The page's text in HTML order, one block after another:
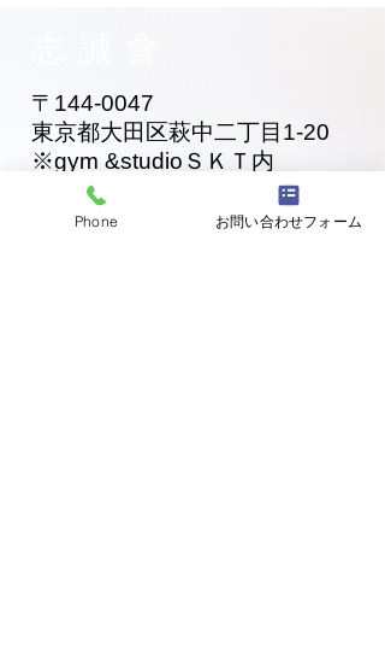
〒144-0047
東京都大田区萩中二丁目1-20
​※gym &studioＳＫＴ内
道場03-6320-7335
Phone お問い合わせフォーム